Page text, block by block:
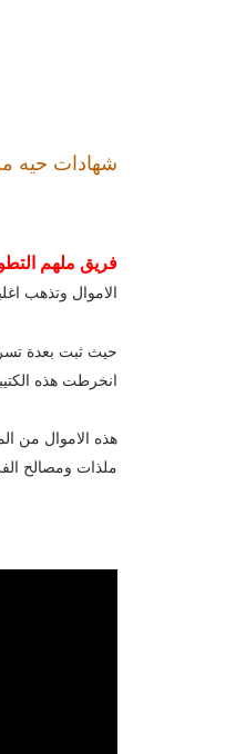
شهادات حيه
فريق ملهم
الاموال وتذهب
حيث ثبت بعدة
انخرطت هذه
هذه الاموال من
ملذات ومصالح